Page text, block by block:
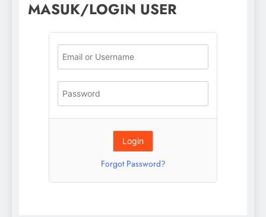
MASUK/LOGIN USER
Forgot Password?